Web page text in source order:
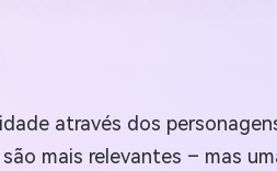
através dos
mais relevantes – mas